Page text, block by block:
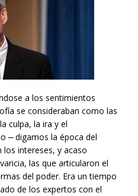
a los sentimientos
se consideraban como las
culpa, la ira y el
⎼ digamos la época del
intereses, y acaso
las que articularon el
del poder. Era un tiempo
de los expertos con el